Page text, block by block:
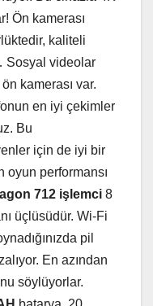
Ön kamerası
kaliteli
Sosyal videolar
kamerası var.
en iyi çekimler
Bu
için de iyi bir
oyun performansı
712 işlemci 8
üçlüsüdür. Wi-Fi
pil
En azından
söylüyorlar.